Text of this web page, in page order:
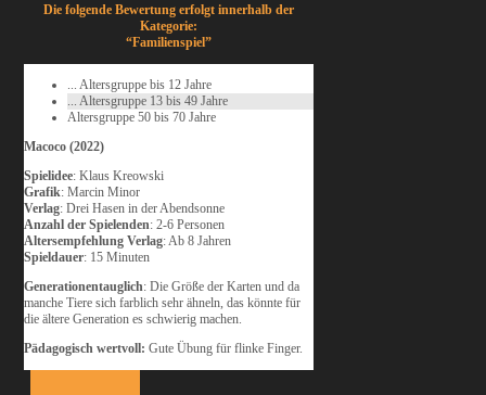
Die folgende Bewertung erfolgt innerhalb der
Kategorie:
“Familienspiel”
... Altersgruppe bis 12 Jahre
... Altersgruppe 13 bis 49 Jahre
Altersgruppe 50 bis 70 Jahre
Macoco (2022)
Spielidee: Klaus Kreowski
Grafik: Marcin Minor
Verlag: Drei Hasen in der Abendsonne
Anzahl der Spielenden: 2-6 Personen
Altersempfehlung Verlag: Ab 8 Jahren
Spieldauer: 15 Minuten
Generationentauglich: Die Größe der Karten und da
manche Tiere sich farblich sehr ähneln, das könnte für
die ältere Generation es schwierig machen.
Pädagogisch wertvoll:Gute Übung für flinke Finger.